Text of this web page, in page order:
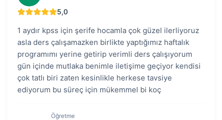
5,0
1 aydır kpss için şerife hocamla çok güzel ilerliyoruz
asla ders çalışamazken birlikte yaptığımız haftalık
programımı yerine getirip verimli ders çalışıyorum
gün içinde mutlaka benimle iletişime geçiyor kendisi
çok tatlı biri zaten kesinlikle herkese tavsiye
ediyorum bu süreç için mükemmel bi koç
Öğretme